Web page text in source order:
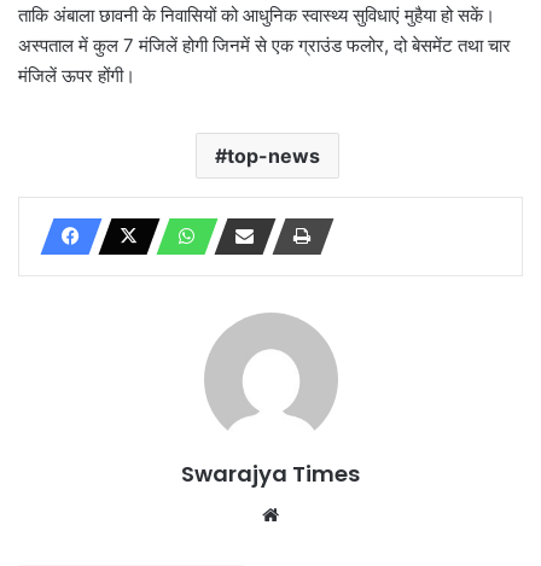
ताकि अंबाला छावनी के निवासियों को आधुनिक स्वास्थ्य सुविधाएं मुहैया हो सकें।
अस्पताल में कुल 7 मंजिलें होगी जिनमें से एक ग्राउंड फलोर, दो बेसमेंट तथा चार
मंजिलें ऊपर होंगी।
top-news
Swarajya Times